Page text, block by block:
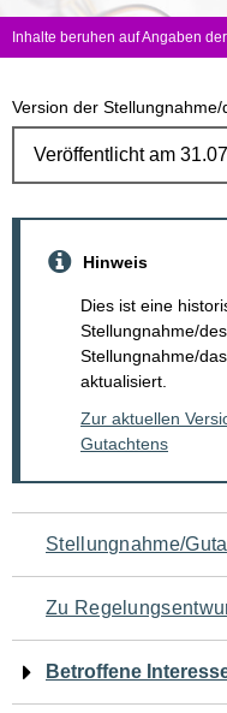
Inhalte beruhen auf Angaben
Version der
Hinweis
Dies ist eine
Stellungnahme/
Stellungnahme/
aktualisiert.
Zur aktuellen
Gutachtens
Navigation
für
den
Seiteninhalt
Stellungnahme/
Zu
Betroffene